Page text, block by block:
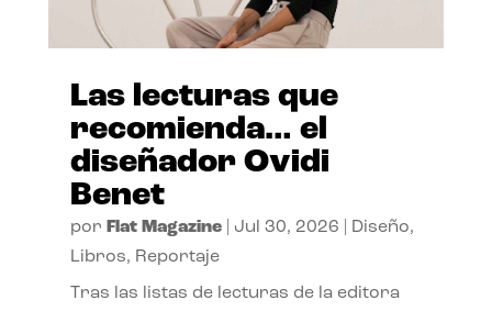
Las lecturas que
recomienda… el
diseñador Ovidi
Benet
por Flat Magazine| Jul 30, 2026 Diseño,
Libros, Reportaje
Tras las listas de lecturas de la editora